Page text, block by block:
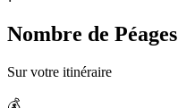
Nombre de Péages
Sur votre itinéraire